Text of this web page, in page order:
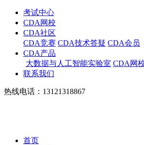
考试中心
CDA网校
CDA社区
CDA竞赛 CDA技术答疑 CDA会员
CDA产品
大数据与人工智能实验室 CDA网
联系我们
热线电话：13121318867
首页